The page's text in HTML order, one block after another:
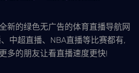
新的绿色无广告的体育直播导航网
中超直播、NBA直播等比赛都有,
多的朋友让看直播速度更快!